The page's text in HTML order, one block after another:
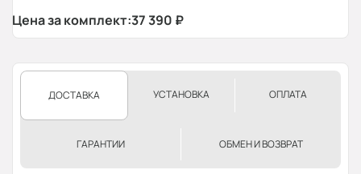
Цена за комплект:37 390 ₽
ДОСТАВКА УСТАНОВКА ОПЛАТА
ГАРАНТИИ ОБМЕН И ВОЗВРАТ